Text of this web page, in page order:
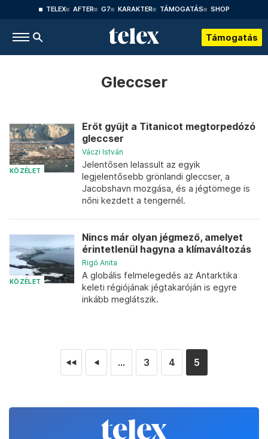
TELEX AFTER G7 KARAKTER TÁMOGATÁS SHOP
Támogatás
Gleccser
KÖZÉLET
Erőt gyűjt a Titanicot megtorpedózó
gleccser
Váczi István
Jelentősen lelassult az egyik
legjelentősebb grönlandi gleccser, a
Jacobshavn mozgása, és a jégtömege is
nőni kezdett a tengernél.
KÖZÉLET
Nincs már olyan jégmező, amelyet
érintetlenül hagyna a klímaváltozás
Rigó Anita
A globális felmelegedés az Antarktika
keleti régiójának jégtakaróján is egyre
inkább meglátszik.
◄◄ ◄ ... 3 4 5